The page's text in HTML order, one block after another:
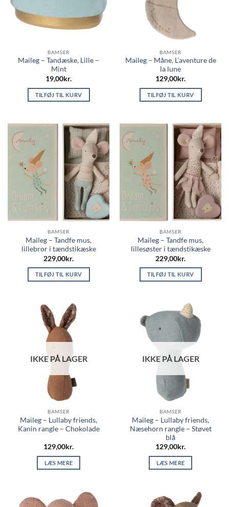
BAMSER
Maileg – Tandæske, Lille –
Mint
19,00kr.
TILFØJ TIL KURV
BAMSER
Maileg – Måne, L’aventure de
la lune
129,00kr.
TILFØJ TIL KURV
BAMSER
Maileg – Tandfe mus,
lillebror i tændstikæske
229,00kr.
TILFØJ TIL KURV
BAMSER
Maileg – Tandfe mus,
lillesøster i tændstikæske
229,00kr.
TILFØJ TIL KURV
IKKE PÅ LAGER
BAMSER
Maileg – Lullaby friends,
Kanin rangle – Chokolade
129,00kr.
LÆS MERE
IKKE PÅ LAGER
BAMSER
Maileg – Lullaby friends,
Næsehorn rangle – Støvet
blå
129,00kr.
LÆS MERE